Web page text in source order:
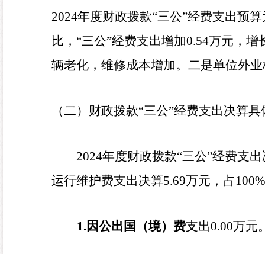
2024年度财政拨款“三公”经费支出预算
比，“三公”经费支出增加0.54万元，增
辆老化，维修成本增加。二是单位外
（二）财政拨款“三公”经费支出决算
2024年度财政拨款“三公”经费支
运行维护费支出决算5.69万元，占100%
1.因公出国（境）费支出0.00万元